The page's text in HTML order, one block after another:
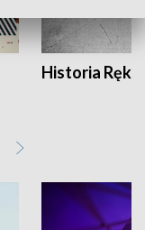
Historia Ręką